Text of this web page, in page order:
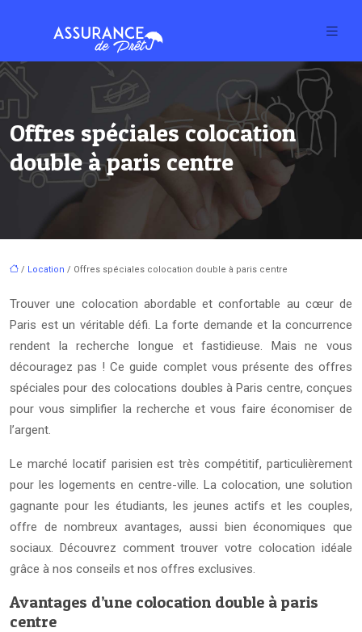
Offres spéciales colocation
double à paris centre
/ Location / Offres spéciales colocation double à paris centre
Trouver une colocation abordable et confortable au cœur de
Paris est un véritable défi. La forte demande et la concurrence
rendent la recherche longue et fastidieuse. Mais ne vous
découragez pas ! Ce guide complet vous présente des offres
spéciales pour des colocations doubles à Paris centre, conçues
pour vous simplifier la recherche et vous faire économiser de
l’argent.
Le marché locatif parisien est très compétitif, particulièrement
pour les logements en centre-ville. La colocation, une solution
gagnante pour les étudiants, les jeunes actifs et les couples,
offre de nombreux avantages, aussi bien économiques que
sociaux. Découvrez comment trouver votre colocation idéale
grâce à nos conseils et nos offres exclusives.
Avantages d’une colocation double à paris
centre